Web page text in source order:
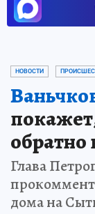
НОВОСТИ
Глава
дома на